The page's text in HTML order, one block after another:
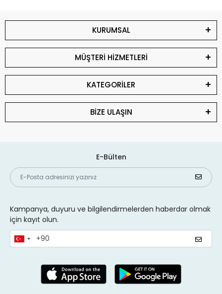
KURUMSAL
MÜŞTERİ HİZMETLERİ
KATEGORİLER
BİZE ULAŞIN
E-Bülten
Kampanya, duyuru ve bilgilendirmelerden haberdar olmak
için kayıt olun.